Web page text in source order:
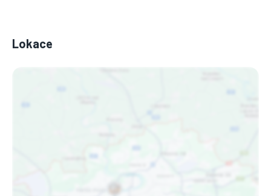
Lokace